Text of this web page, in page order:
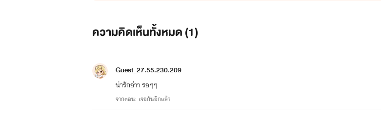
ความคิดเห็นทั้งหมด (1)
Guest_27.55.230.209
น่ารักอ่าา รอๆๆ
จากตอน: เจอกันอีกแล้ว